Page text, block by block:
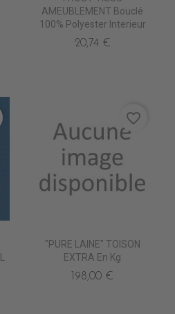
AMEUBLEMENT Bouclé
100% Polyester Interieur
20,74 €
"PURE LAINE" TOISON
EXTRA En Kg
198,00 €
favorite_border